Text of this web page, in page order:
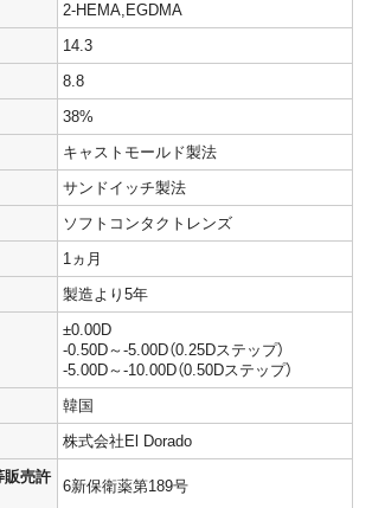
2-HEMA,EGDMA
14.3
8.8
38%
キャストモールド製法
サンドイッチ製法
ソフトコンタクトレンズ
1ヵ月
製造より5年
±0.00D
-0.50D～-5.00D（0.25Dステップ）
-5.00D～-10.00D（0.50Dステップ）
韓国
株式会社El Dorado
販売許
6新保衛薬第189号